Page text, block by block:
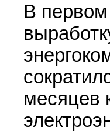
В
месяцев